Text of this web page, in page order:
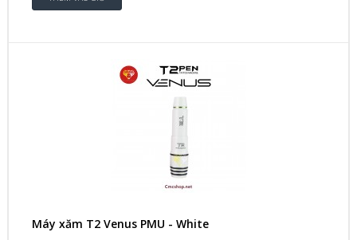
Máy xăm T2 Venus PMU - White